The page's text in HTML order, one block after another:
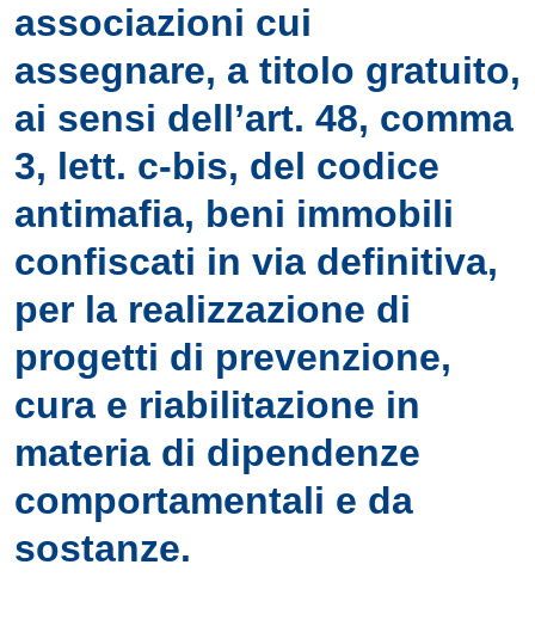
associazioni cui
assegnare, a titolo gratuito,
ai sensi dell’art. 48, comma
3, lett. c-bis, del codice
antimafia, beni immobili
confiscati in via definitiva,
per la realizzazione di
progetti di prevenzione,
cura e riabilitazione in
materia di dipendenze
comportamentali e da
sostanze.